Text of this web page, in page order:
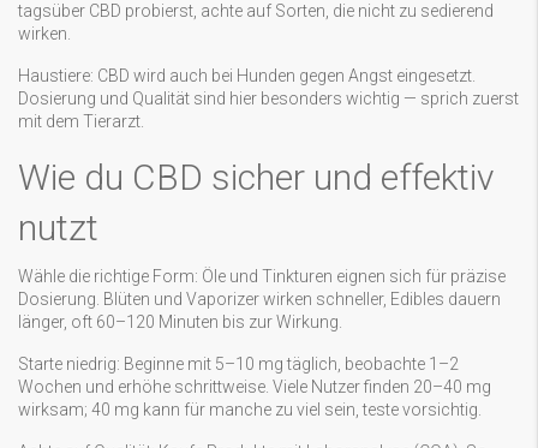
tagsüber CBD probierst, achte auf Sorten, die nicht zu sedierend
wirken.
Haustiere: CBD wird auch bei Hunden gegen Angst eingesetzt.
Dosierung und Qualität sind hier besonders wichtig — sprich zuerst
mit dem Tierarzt.
Wie du CBD sicher und effektiv
nutzt
Wähle die richtige Form: Öle und Tinkturen eignen sich für präzise
Dosierung. Blüten und Vaporizer wirken schneller, Edibles dauern
länger, oft 60–120 Minuten bis zur Wirkung.
Starte niedrig: Beginne mit 5–10 mg täglich, beobachte 1–2
Wochen und erhöhe schrittweise. Viele Nutzer finden 20–40 mg
wirksam; 40 mg kann für manche zu viel sein, teste vorsichtig.